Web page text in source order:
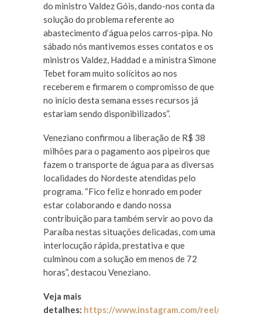
do ministro Valdez Góis, dando-nos conta da
solução do problema referente ao
abastecimento d’água pelos carros-pipa. No
sábado nós mantivemos esses contatos e os
ministros Valdez, Haddad e a ministra Simone
Tebet foram muito solícitos ao nos
receberem e firmarem o compromisso de que
no início desta semana esses recursos já
estariam sendo disponibilizados”.
Veneziano confirmou a liberação de R$ 38
milhões para o pagamento aos pipeiros que
fazem o transporte de água para as diversas
localidades do Nordeste atendidas pelo
programa. “Fico feliz e honrado em poder
estar colaborando e dando nossa
contribuição para também servir ao povo da
Paraíba nestas situações delicadas, com uma
interlocução rápida, prestativa e que
culminou com a solução em menos de 72
horas”, destacou Veneziano.
Veja mais
detalhes: https://www.instagram.com/reel/